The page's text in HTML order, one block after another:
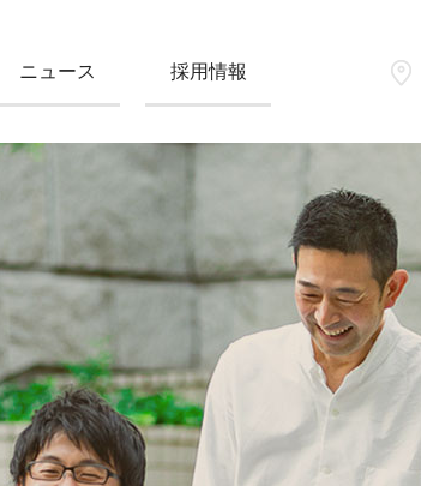
ニュース 採用情報